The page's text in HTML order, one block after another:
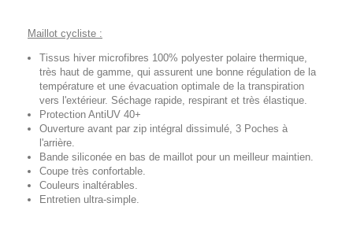
Maillot cycliste :
Tissus hiver microfibres 100% polyester polaire thermique,
très haut de gamme, qui assurent une bonne régulation de la
température et une évacuation optimale de la transpiration
vers l'extérieur. Séchage rapide, respirant et très élastique.
Protection AntiUV 40+
Ouverture avant par zip intégral dissimulé, 3 Poches à
l'arrière.
Bande siliconée en bas de maillot pour un meilleur maintien.
Coupe très confortable.
Couleurs inaltérables.
Entretien ultra-simple.